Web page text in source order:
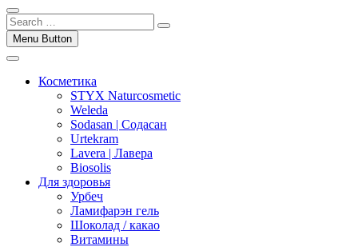
Menu Button
Косметика
STYX Naturcosmetic
Weleda
Sodasan | Содасан
Urtekram
Lavera | Лавера
Biosolis
Для здоровья
Урбеч
Ламифарэн гель
Шоколад / какао
Витамины